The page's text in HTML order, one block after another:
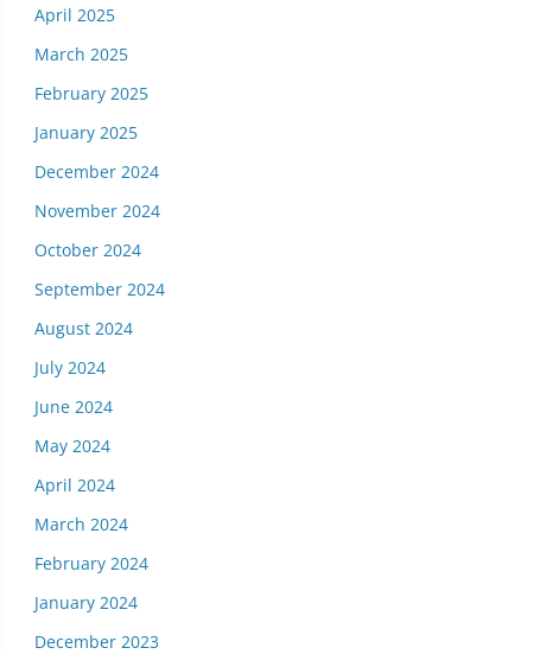
April 2025
March 2025
February 2025
January 2025
December 2024
November 2024
October 2024
September 2024
August 2024
July 2024
June 2024
May 2024
April 2024
March 2024
February 2024
January 2024
December 2023